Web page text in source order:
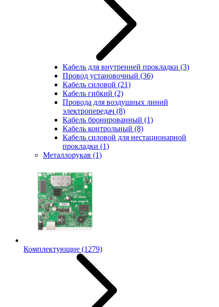
Кабель для внутренней прокладки (3)
Провод установочный (36)
Кабель силовой (21)
Кабель гибкий (2)
Провода для воздушных линий
электропередач (8)
Кабель бронированный (1)
Кабель контрольный (8)
Кабель силовой для нестационарной
прокладки (1)
Металлорукав (1)
Комплектующие (1279)